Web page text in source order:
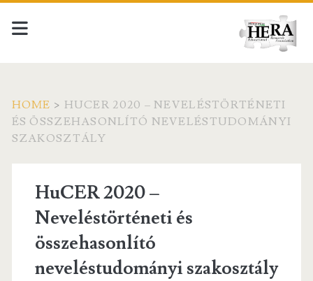
HOME > HUCER 2020 – NEVELÉSTÖRTÉNETI
ÉS ÖSSZEHASONLÍTÓ NEVELÉSTUDOMÁNYI
SZAKOSZTÁLY
HuCER 2020 –
Neveléstörténeti és
összehasonlító
neveléstudományi szakosztály